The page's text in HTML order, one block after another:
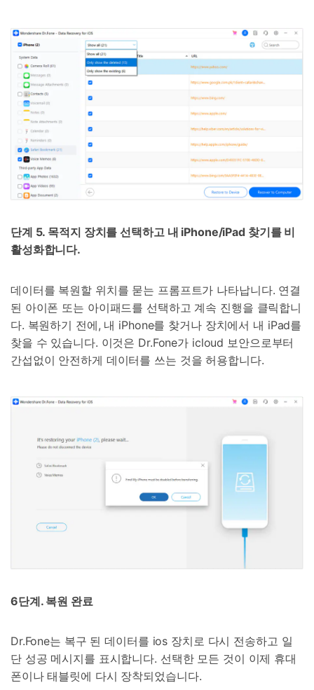
단계 5. 목적지 장치를 선택하고 내 iPhone/iPad 찾기를 비
활성화합니다.
데이터를 복원할 위치를 묻는 프롬프트가 나타납니다. 연결
된 아이폰 또는 아이패드를 선택하고 계속 진행을 클릭합니
다. 복원하기 전에, 내 iPhone를 찾거나 장치에서 내 iPad를
찾을 수 있습니다. 이것은 Dr.Fone가 icloud 보안으로부터
간섭없이 안전하게 데이터를 쓰는 것을 허용합니다.
6단계. 복원 완료
Dr.Fone는 복구 된 데이터를 ios 장치로 다시 전송하고 일
단 성공 메시지를 표시합니다. 선택한 모든 것이 이제 휴대
폰이나 태블릿에 다시 장착되었습니다.